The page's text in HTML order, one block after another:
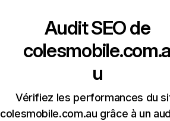
Audit SEO de
u
Vérifiez les performances du
colesmobile.com.au grâce à un